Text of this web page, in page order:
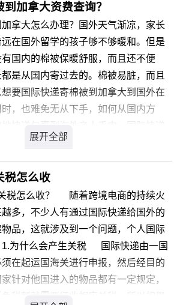
解决方案，提供国际行李托运到世界
经过多年行业经验的技术团队人
国际私人物品托运行业的物流软件等
价、在线订单、网上追踪，达到了客
，形成了专业化、信息化、网络化的
国际快递优势： 选择FedEx联邦
们的优势：在网站上的报价无任何隐
立的公司之一，长期从事此行业，在声
，并且在全球是首屈一指的提供门到
商之一，全球行李托运代理网点分布多
地区； 有着丰富的行李托运经验，
流程，有一定的实力背景，能够及时
大部分国家的价格都比同行业低出
同行业的公司胜出一筹； 提供的增
足不断更新的服务理念和需求，可以
加拿大资费查询？
拿大怎么办理？国外天气渐凉，家长
在国外留学的孩子够不够暖和。但是
国内的棉被保暖舒服，而且还不便
是从国内寄过去的。棉被易脏，而且
要国际快递寄棉被到加拿大到国外在
，也难免无从下手，如何从国内方
好的国际快递公司有哪些呢?
网站 详细咨询，我司会有专业客服为
际快递寄棉被到加拿大的疑虑。
税怎么收
税怎么收？ 随着跨境电商的持续火
多，不少人有通过国际快递给国外的
品，这就涉及到一个问题，个人国际
1.为什么会产生关税 国际快递由一国
在起运国海关进行申报，然后经目的
针对他国进入的物品都有一定规定，